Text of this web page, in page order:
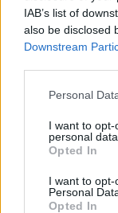
IAB’s list of
also be disclosed
Downstream
Please note that
not limited to
grant or deny
use your data for
consent section.
Personal
I want to
personal data.
Opted In
I want to
Personal
Opted In
hírekről a